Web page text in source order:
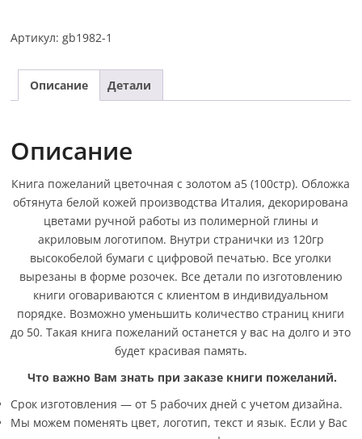
Артикул:gb1982-1
Описание Детали
Описание
Книга пожеланий цветочная с золотом а5 (100стр). Обложка
обтянута белой кожей производства Италия, декорирована
цветами ручной работы из полимерной глины и
акриловым логотипом. Внутри странички из 120гр
высокобелой бумаги с цифровой печатью. Все уголки
вырезаны в форме розочек. Все детали по изготовлению
книги оговариваются с клиентом в индивидуальном
порядке. Возможно уменьшить количество страниц книги
до 50. Такая книга пожеланий останется у вас на долго и это
будет красивая память.
Что важно Вам знать при заказе книги пожеланий.
Срок изготовления — от 5 рабочих дней с учетом дизайна.
Мы можем поменять цвет, логотип, текст и язык. Если у Вас